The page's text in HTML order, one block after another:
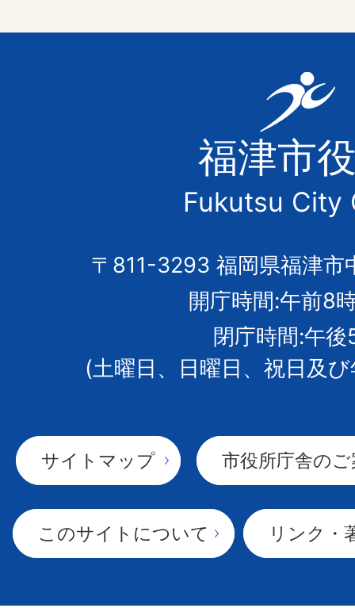
福
津
市
の
市
章
福津市
Fukutsu City
〒811-3293 福岡県福津市
開庁時間:午前8
閉庁時間:午後
(土曜日、日曜日、祝日及
サイトマップ 市役所庁舎の
このサイトについて リンク・